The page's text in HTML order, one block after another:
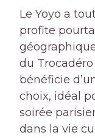
Le Yoyo a
profite
du
bénéficie
choix, idéal
soirée
dans la vie